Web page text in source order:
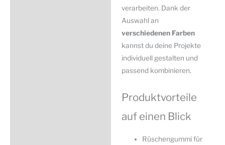
verarbeiten. Dank der
Auswahl an
verschiedenen Farben
kannst du deine Projekte
individuell gestalten und
passend kombinieren.
Produktvorteile
auf einen Blick
Rüschengummi für